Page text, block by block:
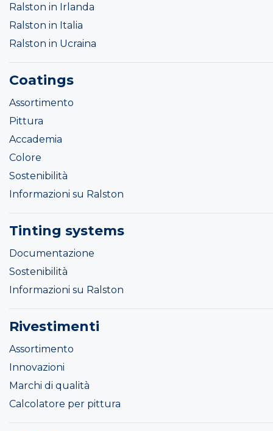
Ralston in Irlanda
Ralston in Italia
Ralston in Ucraina
Coatings
Assortimento
Pittura
Accademia
Colore
Sostenibilità
Informazioni su Ralston
Tinting systems
Documentazione
Sostenibilità
Informazioni su Ralston
Rivestimenti
Assortimento
Innovazioni
Marchi di qualità
Calcolatore per pittura